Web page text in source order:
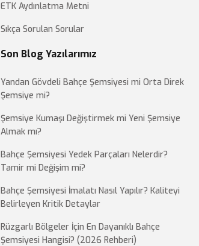
ETK Aydınlatma Metni
Sıkça Sorulan Sorular
Son Blog Yazılarımız
Yandan Gövdeli Bahçe Şemsiyesi mi Orta Direk
Şemsiye mi?
Şemsiye Kumaşı Değiştirmek mi Yeni Şemsiye
Almak mı?
Bahçe Şemsiyesi Yedek Parçaları Nelerdir?
Tamir mi Değişim mi?
Bahçe Şemsiyesi İmalatı Nasıl Yapılır? Kaliteyi
Belirleyen Kritik Detaylar
Rüzgarlı Bölgeler İçin En Dayanıklı Bahçe
Şemsiyesi Hangisi? (2026 Rehberi)